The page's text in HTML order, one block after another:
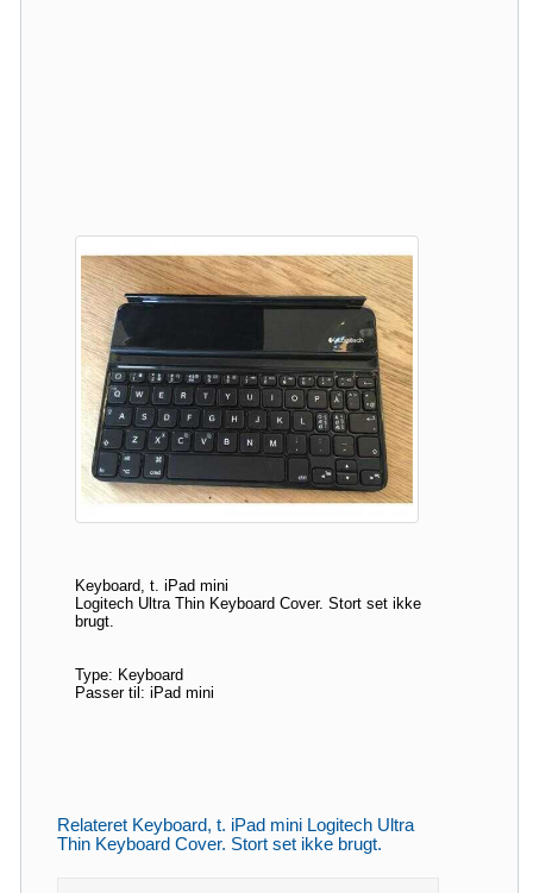
Keyboard, t. iPad mini
Logitech Ultra Thin Keyboard Cover. Stort set ikke
brugt.
Type: Keyboard
Passer til: iPad mini
Relateret Keyboard, t. iPad mini Logitech Ultra
Thin Keyboard Cover. Stort set ikke brugt.